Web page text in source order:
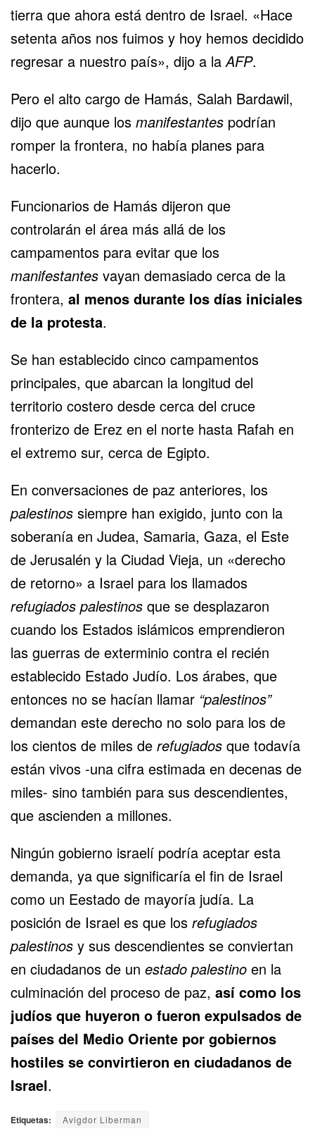
tierra que ahora está dentro de Israel. «Hace
setenta años nos fuimos y hoy hemos decidido
regresar a nuestro país», dijo a laAFP.
Pero el alto cargo de Hamás, Salah Bardawil,
dijo que aunque los manifestantes podrían
romper la frontera, no había planes para
hacerlo.
Funcionarios de Hamás dijeron que
controlarán el área más allá de los
campamentos para evitar que los
manifestantes vayan demasiado cerca de la
frontera, al menos durante los días iniciales
de la protesta.
Se han establecido cinco campamentos
principales, que abarcan la longitud del
territorio costero desde cerca del cruce
fronterizo de Erez en el norte hasta Rafah en
el extremo sur, cerca de Egipto.
En conversaciones de paz anteriores, los
palestinos siempre han exigido, junto con la
soberanía en Judea, Samaria, Gaza, el Este
de Jerusalén y la Ciudad Vieja, un «derecho
de retorno» a Israel para los llamados
refugiados palestinos que se desplazaron
cuando los Estados islámicos emprendieron
las guerras de exterminio contra el recién
establecido Estado Judío. Los árabes, que
entonces no se hacían llamar “palestinos”
demandan este derecho no solo para los de
los cientos de miles de refugiados que todavía
están vivos -una cifra estimada en decenas de
miles- sino también para sus descendientes,
que ascienden a millones.
Ningún gobierno israelí podría aceptar esta
demanda, ya que significaría el fin de Israel
como un Eestado de mayoría judía. La
posición de Israel es que los refugiados
palestinos y sus descendientes se conviertan
en ciudadanos de un estado palestino en la
culminación del proceso de paz, así como los
judíos que huyeron o fueron expulsados de
países del Medio Oriente por gobiernos
hostiles se convirtieron en ciudadanos de
Israel.
Etiquetas: Avigdor Liberman